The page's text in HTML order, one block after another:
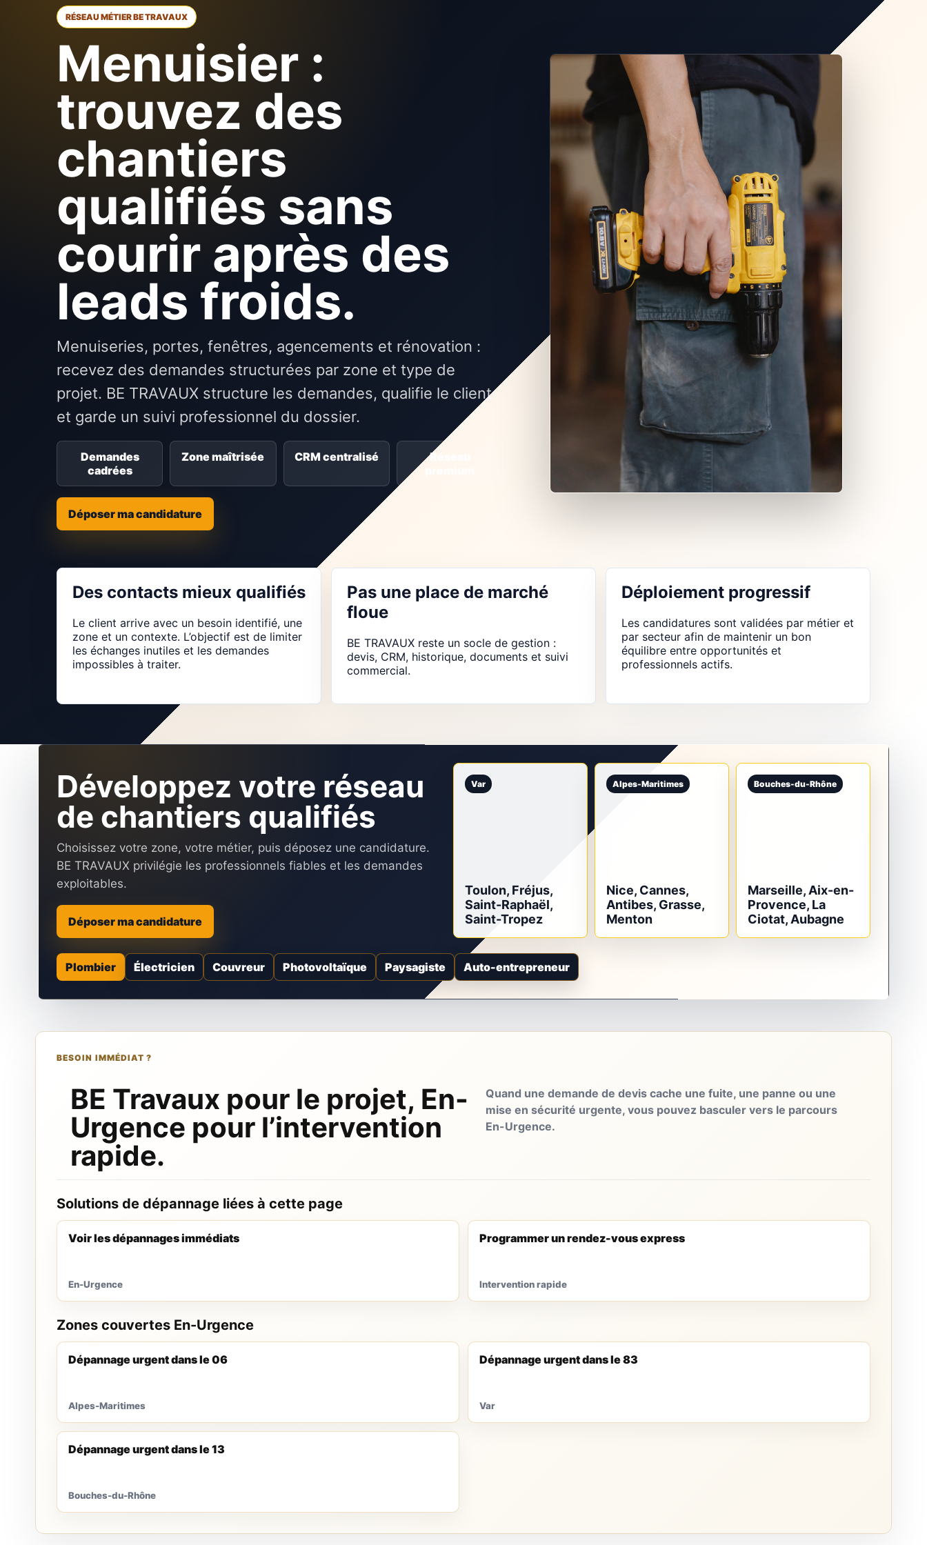
RÉSEAU MÉTIER BE TRAVAUX
Menuisier :
trouvez des
chantiers
qualifiés sans
courir après des
leads froids.
Menuiseries, portes, fenêtres, agencements et rénovation :
recevez des demandes structurées par zone et type de
projet. BE TRAVAUX structure les demandes, qualifie le client
et garde un suivi professionnel du dossier.
Demandes
cadrées
Zone maîtrisée CRM centralisé
Réseau
Déposer ma candidature
Des contacts mieux qualifiés
Le client arrive avec un besoin identifié, une
zone et un contexte. L’objectif est de limiter
les échanges inutiles et les demandes
impossibles à traiter.
Pas une place de marché
floue
BE TRAVAUX reste un socle de gestion :
devis, CRM, historique, documents et suivi
commercial.
Déploiement progressif
Les candidatures sont validées par métier et
par secteur afin de maintenir un bon
équilibre entre opportunités et
professionnels actifs.
Développez votre réseau
de chantiers qualifiés
Choisissez votre zone, votre métier, puis déposez une candidature.
BE TRAVAUX privilégie les professionnels fiables et les demandes
exploitables.
Déposer ma candidature
Var
Toulon, Fréjus,
Saint-Raphaël,
Saint-Tropez
Alpes-Maritimes
Nice, Cannes,
Antibes, Grasse,
Menton
Bouches-du-Rhône
Marseille, Aix-en-
Provence, La
Ciotat, Aubagne
Plombier Électricien Couvreur Photovoltaïque Paysagiste Auto-entrepreneur
BESOIN IMMÉDIAT ?
BE Travaux pour le projet, En-
Urgence pour l’intervention
rapide.
Quand une demande de devis cache une fuite, une panne ou une
mise en sécurité urgente, vous pouvez basculer vers le parcours
En-Urgence.
Solutions de dépannage liées à cette page
Voir les dépannages immédiats
En-Urgence
Programmer un rendez-vous express
Intervention rapide
Zones couvertes En-Urgence
Dépannage urgent dans le 06
Alpes-Maritimes
Dépannage urgent dans le 83
Var
Dépannage urgent dans le 13
Bouches-du-Rhône